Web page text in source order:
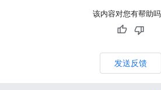
该内容对您有帮助吗
发送反馈